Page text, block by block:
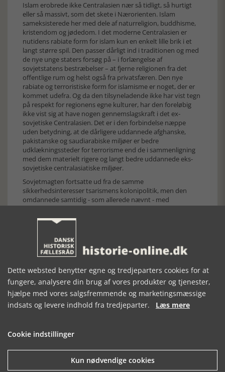
Islam erobrede ikke Centralasien nær så tidligt, så hurtigt
eller så massivt, som det skete i Nærorienten. Islam
sameksisterede her med dele af naturreligion, buddhisme,
kristendom og jødedom. I det moderne Centralasien er
nutidens rabiate form for islam kun en enkelt lille brik i et
langt større spil. Den passer dårligt ind i traditionen og med
de nye unge staters forsøg på – i forlængelse af
sovjetstatens bestræbelser – at fjerne religionen fra det
offentlige rum og helst også fra privatsfæren. Den nye
rabiate og terroristiske form for islamisme er noget, der er
kommet udefra. Og da den tilsyneladende ikke har vist tegn
på respekt for regionens egne kulturer, har den foreløbig
ikke vist sig at have nogen gennemslagskraft i det ex-
sovjetiske Centralasien. Det er i den forbindelse næppe
uden betydning, at de dårligere uddannede afghanske,
pakistanske og saudiarabiske miljøer er bedre
udklækningssteder for terrorisme end de i sammenligning
med dem materielt rigere og langt bedre uddannede eks-
sovjetiske centralasiatiske miljøer.
Sovjetmagten fortsatte ud fra de samme
sikkerhedsinteresser tsarismens kolonipolitik, men den
omdannede samtidig - som allerede nævnt - med
udgangspunkt i sin udgave af den europæiske marxisme
Centralasien til en gigantisk opdragelsesanstalt med ret så
grove opdragelsesmetoder. Bolsjevikkerne opfattede
ligesom tsarismen generelt den centralasiatiske befolkning
som forvildede muslimer, der skulle bringes på bedre
tanker. Og disse tanker var i en skønsom blanding
europæiske og det russisk-imperiale lys skulle bringes ud til
disse formørkede asiater.
Varianter af denne talemåde er atter blevet moderne i dag.
For eksempel for den ideologi, der lå bag præsident George
på disse lande. I sovjetisk/russisk optik bestod det
civilisatoriske lys af Pusjkins og Lenins sprog, dvs. russisk.
Det bestod endvidere af kendskab til de russiske klassiske
forfattere, af gader og pladser, opkaldt efter dem eller efter
russiske generaler og revolutionære helte.
Dette websted benytter egne og tredjeparters cookies for at
fungere, analysere din brug af vores produkter og tjenester,
hjælpe med vores salgsfremmende og marketingsmæssige
indsats og levere indhold fra tredjeparter. Læs mere
Cookie indstillinger
Kun nødvendige cookies